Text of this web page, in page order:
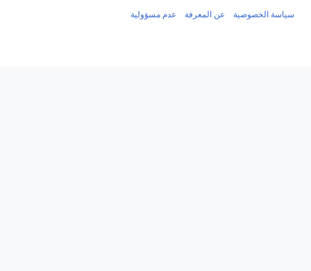
سياسة الخصوصية عن المعرفة عدم مسؤولية